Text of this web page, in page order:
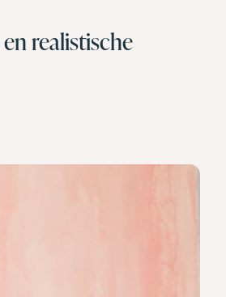
en realistische